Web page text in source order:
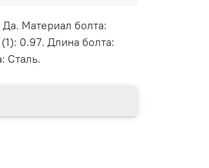
Материал болта:
0.97. Длина болта:
Сталь.